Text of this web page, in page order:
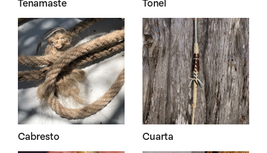
Cabresto Cuarta